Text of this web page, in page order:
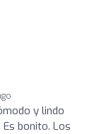
y lindo
bonito. Los